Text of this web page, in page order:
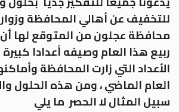
للتخفيف عن أهالي المحافظة
محافظة عجلون من المتوقع لها
ربيع هذا العام وصيفه أعدادا
الأعداد التي زارت المحافظة
العام الماضي ، ومن هذه الحلول
سبيل المثال لا الحصر ما يلي